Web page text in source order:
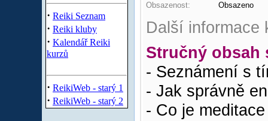
· Reiki Seznam
· Reiki kluby
· Kalendář Reiki
kurzů
· ReikiWeb - starý 1
· ReikiWeb - starý 2
Obsazenost:
Obsazeno
Další informace
Stručný obsah
- Seznámení s
- Jak správně
- Co je meditace